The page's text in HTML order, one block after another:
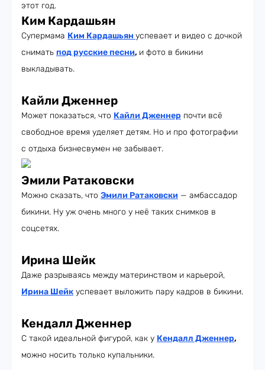
этот год.
Ким Кардашьян
Супермама Ким Кардашьян успевает и видео с дочкой
снимать под русские песни, и фото в бикини
выкладывать.
Кайли Дженнер
Может показаться, что Кайли Дженнер почти всё
свободное время уделяет детям. Но и про фотографии
с отдыха бизнесвумен не забывает.
Эмили Ратаковски
Можно сказать, что Эмили Ратаковски — амбассадор
бикини. Ну уж очень много у неё таких снимков в
соцсетях.
Ирина Шейк
Даже разрываясь между материнством и карьерой,
Ирина Шейк успевает выложить пару кадров в бикини.
Кендалл Дженнер
С такой идеальной фигурой, как у Кендалл Дженнер,
можно носить только купальники.